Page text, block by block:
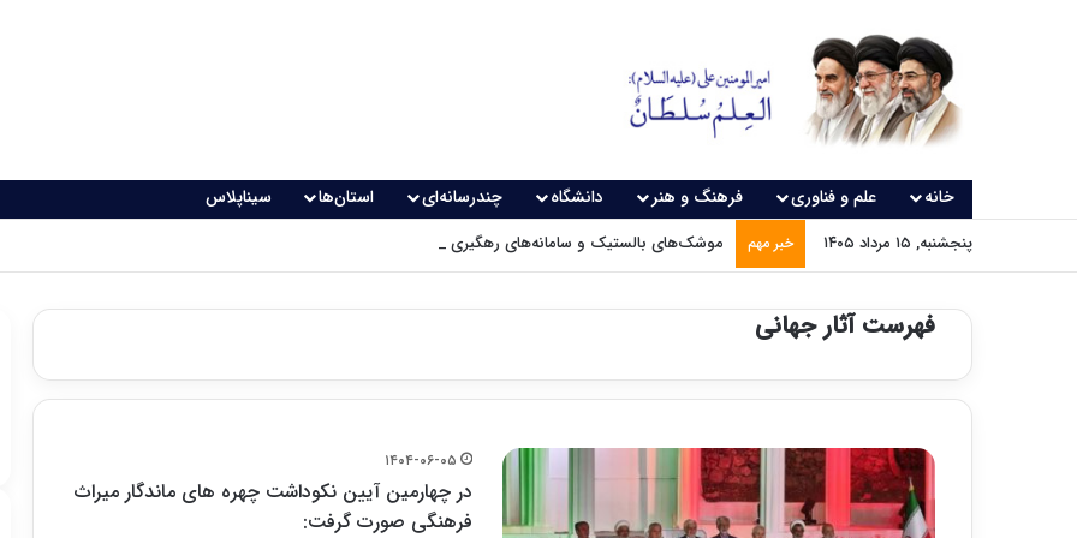
خانه علم و فناوری فرهنگ و هنر دانشگاه چندرسانه‌ای استان‌ها سیناپلاس
پنجشنبه, ۱۵ مرداد ۱۴۰۵ خبر مهم موشک‌های بالستیک و سامانه‌های رهگیری پدافندی چگونه کار می کنند؟
فهرست آثار جهانی
۱۴۰۴-۰۶-۰۵
در چهارمین آیین نکوداشت چهره های ماندگار میراث
فرهنگی صورت گرفت: